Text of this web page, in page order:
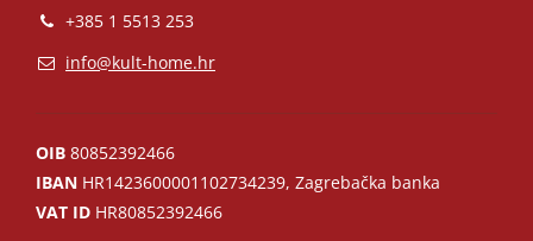
+385 1 5513 253
info@kult-home.hr
OIB 80852392466
IBAN HR1423600001102734239, Zagrebačka banka
VAT ID HR80852392466